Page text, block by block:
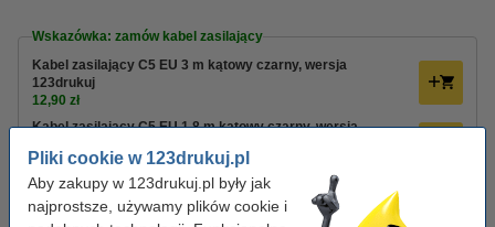
Pliki cookie w 123drukuj.pl
Aby zakupy w 123drukuj.pl były jak
najprostsze, używamy plików cookie i
Wskazówka: zamów kabel zasilający
Kabel zasilający C5 EU 3 m kątowy czarny, wersja
123drukuj
12,90 zł
Kabel zasilający C5 EU 1,8 m kątowy czarny, wersja
8,90 zł